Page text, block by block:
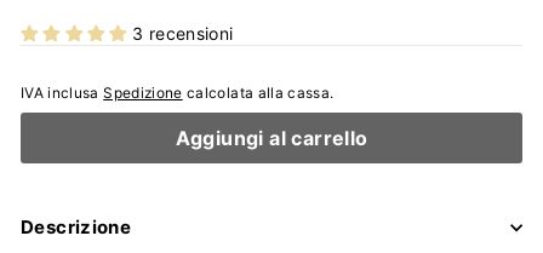
3 recensioni
IVA inclusaSpedizione calcolata alla cassa.
Aggiungi al carrello
Descrizione